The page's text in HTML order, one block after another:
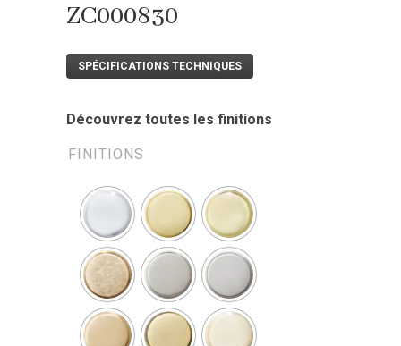
ZC000830
SPÉCIFICATIONS TECHNIQUES
Découvrez toutes les finitions
FINITIONS